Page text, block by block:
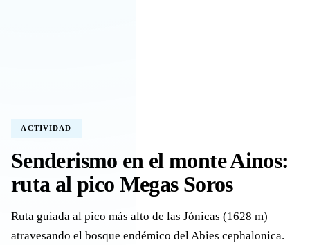
ACTIVIDAD
Senderismo en el monte Ainos:
ruta al pico Megas Soros
Ruta guiada al pico más alto de las Jónicas (1628 m)
atravesando el bosque endémico del Abies cephalonica.